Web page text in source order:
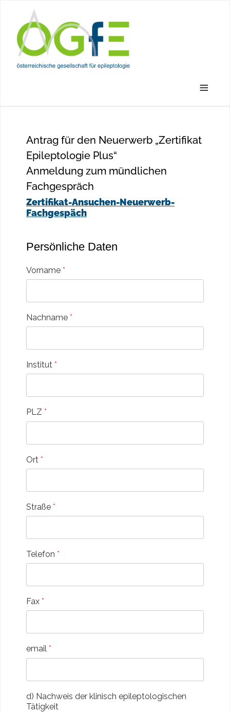
≡
Antrag für den Neuerwerb „Zertifikat
Epileptologie Plus“
Anmeldung zum mündlichen
Fachgespräch
Zertifikat-Ansuchen-Neuerwerb-
Fachgespäch
Persönliche Daten
Vorname *
Nachname *
Institut *
PLZ *
Ort *
Straße *
Telefon *
Fax *
email *
d) Nachweis der klinisch epileptologischen
Tätigkeit